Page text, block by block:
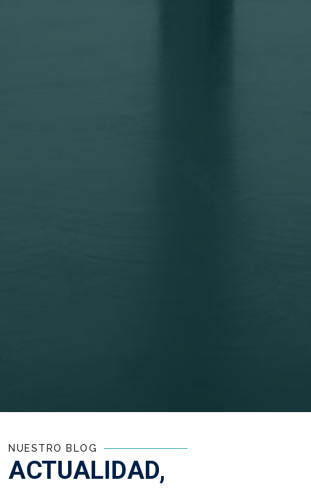
NUESTRO BLOG
ACTUALIDAD,